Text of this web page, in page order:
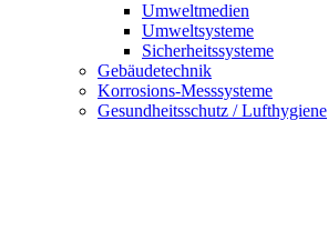
Umweltmedien
Umweltsysteme
Sicherheitssysteme
Gebäudetechnik
Korrosions-Messsysteme
Gesundheitsschutz / Lufthygiene